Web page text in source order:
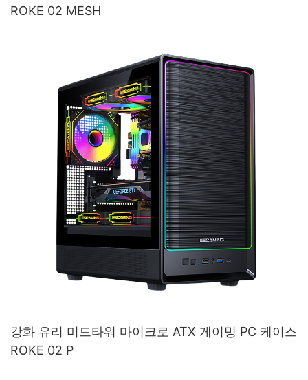
ROKE 02 MESH
강화 유리 미드타워 마이크로 ATX 게이밍 PC 케이스
ROKE 02 P